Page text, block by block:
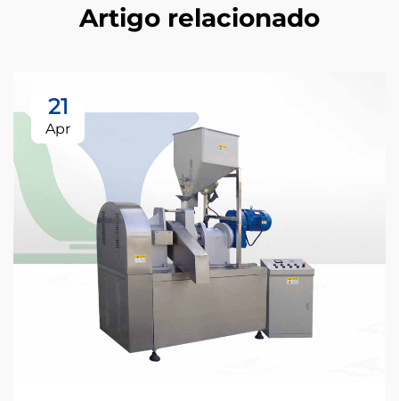
Artigo relacionado
21
Apr